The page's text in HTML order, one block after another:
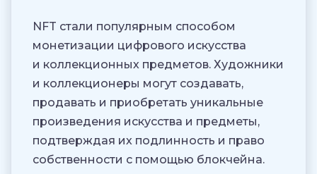
NFT стали популярным способом
монетизации цифрового искусства
и коллекционных предметов. Художники
и коллекционеры могут создавать,
продавать и приобретать уникальные
произведения искусства и предметы,
подтверждая их подлинность и право
собственности с помощью блокчейна.